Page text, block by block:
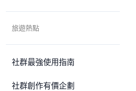
旅遊熱點
社群最強使用指南
社群創作有價企劃